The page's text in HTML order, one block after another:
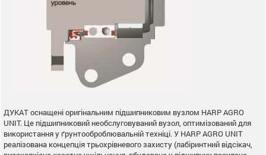
ДУКАТ оснащені оригінальним підшипниковим вузлом HARP AGRO
UNIT. Це підшипниковий необслуговуваний вузол, оптимізований для
використання у ґрунтооброблювальній техніці. У HARP AGRO UNIT
реалізована концепція трьохрівневого захисту (лабіринтний відсікач,